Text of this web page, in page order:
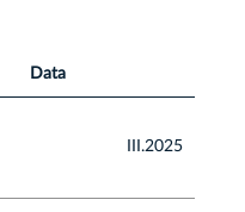
Data
III.2025